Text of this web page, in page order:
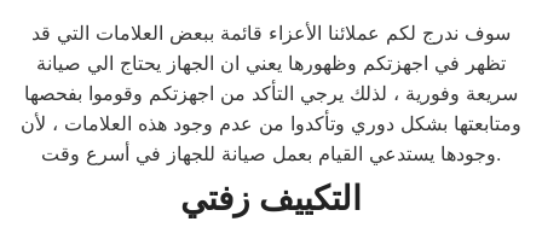
سوف ندرج لكم عملائنا الأعزاء قائمة ببعض العلامات التي قد
تظهر في اجهزتكم وظهورها يعني ان الجهاز يحتاج الي صيانة
سريعة وفورية ، لذلك يرجي التأكد من اجهزتكم وقوموا بفحصها
ومتابعتها بشكل دوري وتأكدوا من عدم وجود هذه العلامات ، لأن
وجودها يستدعي القيام بعمل صيانة للجهاز في أسرع وقت.
التكييف زفتي